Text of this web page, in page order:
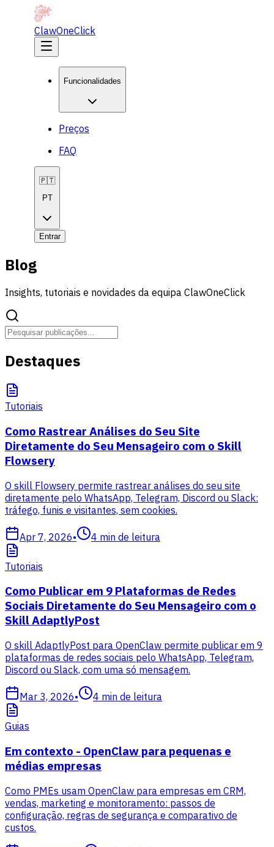
ClawOneClick
Funcionalidades
Preços
FAQ
🇵🇹
PT
Entrar
Blog
Insights, tutoriais e novidades da equipa ClawOneClick
Destaques
Tutoriais
Como Rastrear Análises do Seu Site
Diretamente do Seu Mensageiro com o Skill
Flowsery
O skill Flowsery permite rastrear análises do seu site
diretamente pelo WhatsApp, Telegram, Discord ou Slack:
tráfego, funis e visitantes, sem cookies.
Apr 7, 2026• 4 min de leitura
Tutoriais
Como Publicar em 9 Plataformas de Redes
Sociais Diretamente do Seu Mensageiro com o
Skill AdaptlyPost
O skill AdaptlyPost para OpenClaw permite publicar em 9
plataformas de redes sociais pelo WhatsApp, Telegram,
Discord ou Slack, com uma só mensagem.
Mar 3, 2026• 4 min de leitura
Guias
Em contexto - OpenClaw para pequenas e
médias empresas
Como PMEs usam OpenClaw para empresas em CRM,
vendas, marketing e monitoramento: passos de
configuração, regras de segurança e comparativo de
custos.